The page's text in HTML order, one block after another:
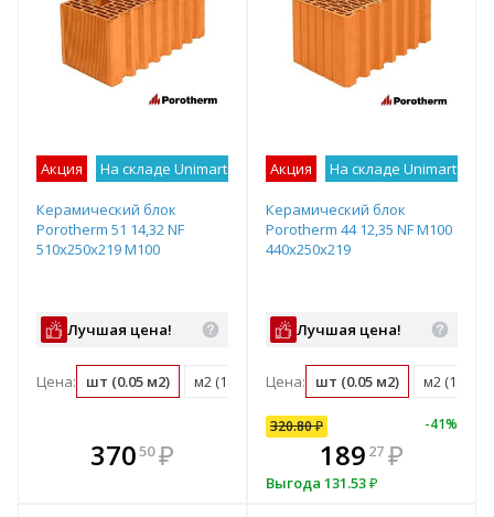
Акция На складе Unimart Лучшее предложение
Керамический блок
Porotherm 51 14,32 NF
510х250х219 М100
Лучшая цена!
Цена: шт (0.05 м2) м2 (18.3 шт) м3 (35.8 шт) поддон (50
37050 ₽
В комплекте
всегда выгоднее!
Акция На складе Unimart
Керамический блок
Porotherm 44 12,35 NF М100
440x250x219
Лучшая цена!
Цена: шт (0.05 м2) м2 (18.3
32080
320.80₽ -41%
189 27 ₽
Выгода 131.53₽